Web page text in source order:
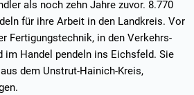
als noch zehn Jahre zuvor. 8.770
für ihre Arbeit in den Landkreis. Vor
Fertigungstechnik, in den Verkehrs-
im Handel pendeln ins Eichsfeld. Sie
dem Unstrut-Hainich-Kreis,